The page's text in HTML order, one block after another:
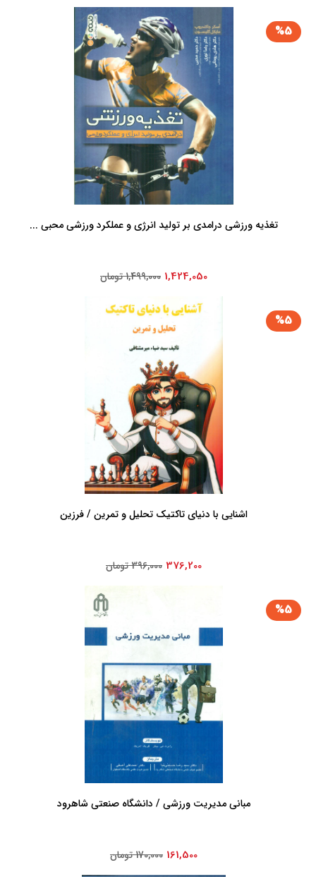
%5
تغذیه ورزشی درامدی بر تولید انرژی و عملکرد ورزشی محبی ...
1,424,050 1,499,000 تومان
%5
اشنایی با دنیای تاکتیک تحلیل و تمرین / فرزین
376,200 396,000 تومان
%5
مبانی مدیریت ورزشی / دانشگاه صنعتی شاهرود
161,500 170,000 تومان